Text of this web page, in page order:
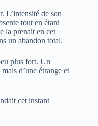
L’intensité de son
tout en étant
la prenait en cet
un abandon total.
plus fort. Un
d’une étrange et
cet instant